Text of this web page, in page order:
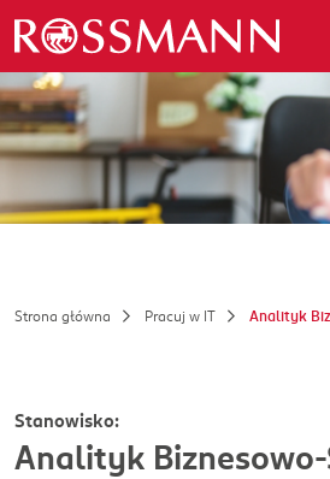
Strona główna Pracuj w IT Analityk
Stanowisko:
Analityk